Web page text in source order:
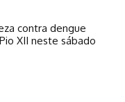
contra dengue
XII neste sábado